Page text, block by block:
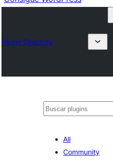
Plugin Directory
Buscar
All
Community